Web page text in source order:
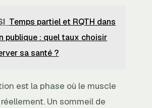
Temps partiel et RQTH dans
publique : quel taux choisir
sa santé ?
est la phase où le muscle
Un sommeil de